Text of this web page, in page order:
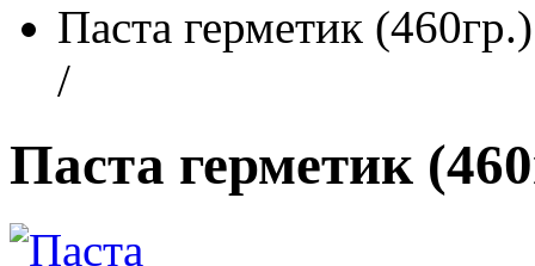
Паста герметик (460гр.)
/
Паста герметик